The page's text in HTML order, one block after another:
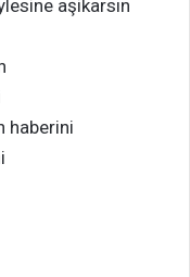
aşikarsın
haberini